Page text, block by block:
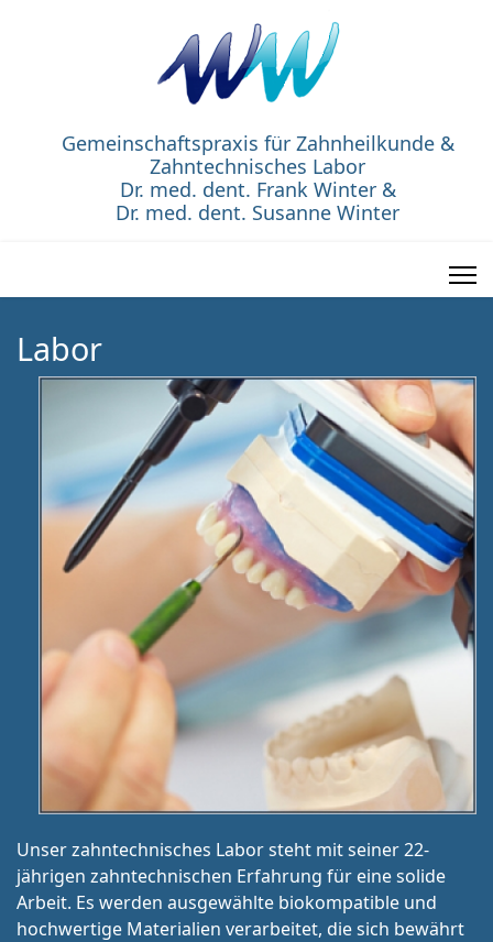
Gemeinschaftspraxis für Zahnheilkunde &
Zahntechnisches Labor
Dr. med. dent. Frank Winter &
Dr. med. dent. Susanne Winter
Labor
Unser zahntechnisches Labor steht mit seiner 22-
jährigen zahntechnischen Erfahrung für eine solide
Arbeit. Es werden ausgewählte biokompatible und
hochwertige Materialien verarbeitet, die sich bewährt